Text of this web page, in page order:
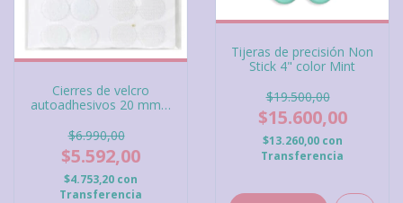
Cierres de velcro
autoadhesivos 20 mm x
$6.990,00
$5.592,00
$4.753,20 con
Transferencia
Tijeras de precisión Non
Stick 4" color Mint
$19.500,00
$15.600,00
$13.260,00 con
Transferencia